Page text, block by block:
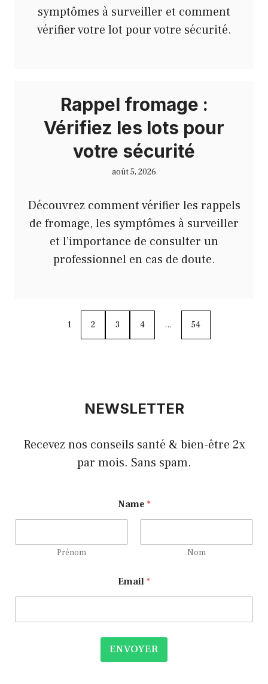
symptômes à surveiller et comment
vérifier votre lot pour votre sécurité.
Rappel fromage :
Vérifiez les lots pour
votre sécurité
août 5, 2026
Découvrez comment vérifier les rappels
de fromage, les symptômes à surveiller
et l’importance de consulter un
professionnel en cas de doute.
1 2 3 4 … 54
NEWSLETTER
Recevez nos conseils santé & bien-être 2x
par mois. Sans spam.
Name *
Prénom Nom
*
N
Email *
ENVOYER